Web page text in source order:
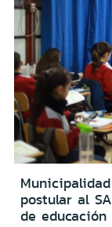
postular al
de